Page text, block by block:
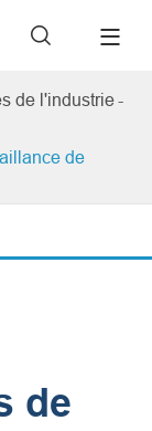

de l'industrie
de
de